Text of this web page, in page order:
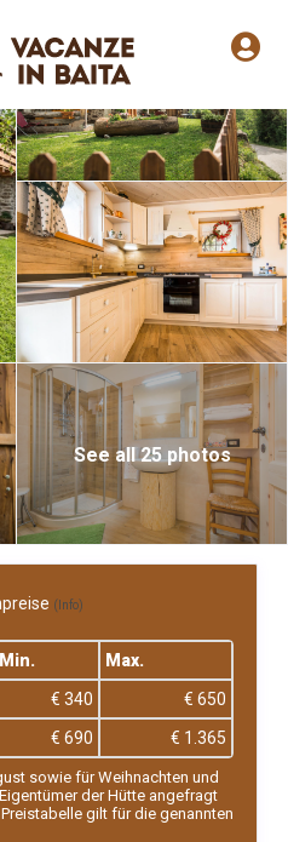
See all 25 photos
(Info)
Min.
Max.
€ 340
€ 650
€ 690 € 1.365
sowie für Weihnachten und
der Hütte angefragt
gilt für die genannten